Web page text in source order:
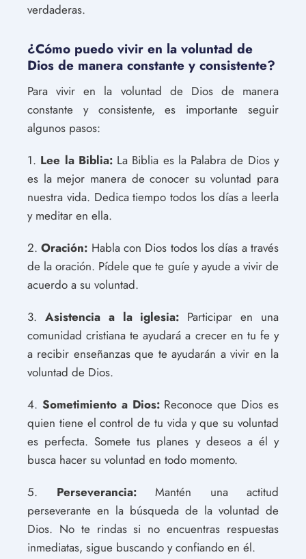
verdaderas.
¿Cómo puedo vivir en la voluntad de
Dios de manera constante y consistente?
Para vivir en la voluntad de Dios de manera
constante y consistente, es importante seguir
algunos pasos:
1. Lee la Biblia:La Biblia es la Palabra de Dios y
es la mejor manera de conocer su voluntad para
nuestra vida. Dedica tiempo todos los días a leerla
y meditar en ella.
2.Oración: Habla con Dios todos los días a través
de la oración. Pídele que te guíe y ayude a vivir de
acuerdo a su voluntad.
3. Asistencia a la iglesia: Participar en una
comunidad cristiana te ayudará a crecer en tu fe y
a recibir enseñanzas que te ayudarán a vivir en la
voluntad de Dios.
4. Sometimiento a Dios:Reconoce que Dios es
quien tiene el control de tu vida y que su voluntad
es perfecta. Somete tus planes y deseos a él y
busca hacer su voluntad en todo momento.
5. Perseverancia:Mantén una actitud
perseverante en la búsqueda de la voluntad de
Dios. No te rindas si no encuentras respuestas
inmediatas, sigue buscando y confiando en él.